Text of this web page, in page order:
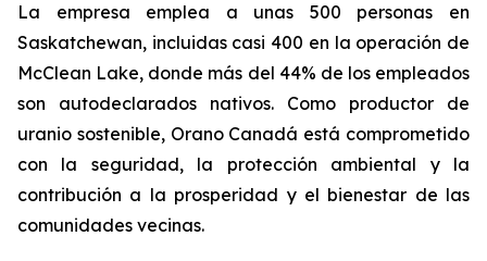
La empresa emplea a unas 500 personas en
Saskatchewan, incluidas casi 400 en la operación de
McClean Lake, donde más del 44% de los empleados
son autodeclarados nativos. Como productor de
uranio sostenible, Orano Canadá está comprometido
con la seguridad, la protección ambiental y la
contribución a la prosperidad y el bienestar de las
comunidades vecinas.